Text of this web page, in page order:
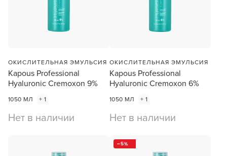
ОКИСЛИТЕЛЬНАЯ ЭМУЛЬСИЯ
Kapous Professional
Hyaluronic Cremoxon 9%
1050 МЛ + 1
Нет в наличии
ОКИСЛИТЕЛЬНАЯ ЭМУЛЬСИЯ
Kapous Professional
Hyaluronic Cremoxon 6%
1050 МЛ + 1
Нет в наличии
5
УСТАНОВИТЬ ИЗ GOOGLE PLAY